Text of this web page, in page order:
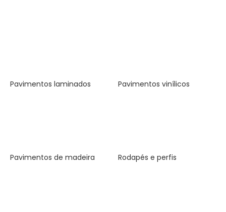
Pavimentos laminados Pavimentos vinílicos
Pavimentos de madeira Rodapés e perfis